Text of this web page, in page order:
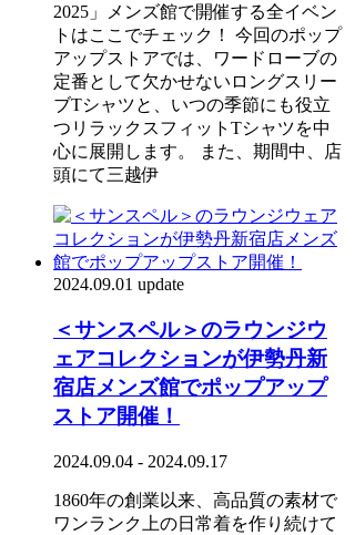
2025」メンズ館で開催する全イベン
トはここでチェック！ 今回のポップ
アップストアでは、ワードローブの
定番として欠かせないロングスリー
ブTシャツと、いつの季節にも役立
つリラックスフィットTシャツを中
心に展開します。 また、期間中、店
頭にて三越伊
2024.09.01 update
＜サンスペル＞のラウンジウ
ェアコレクションが伊勢丹新
宿店メンズ館でポップアップ
ストア開催！
2024.09.04 - 2024.09.17
1860年の創業以来、高品質の素材で
ワンランク上の日常着を作り続けて